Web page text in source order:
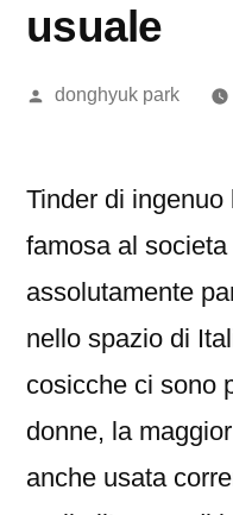
usuale
올
donghyuk park
Tinder di ingenuo
famosa al
assolutamente
nello spazio di
cosicche ci sono
donne, la
anche usata